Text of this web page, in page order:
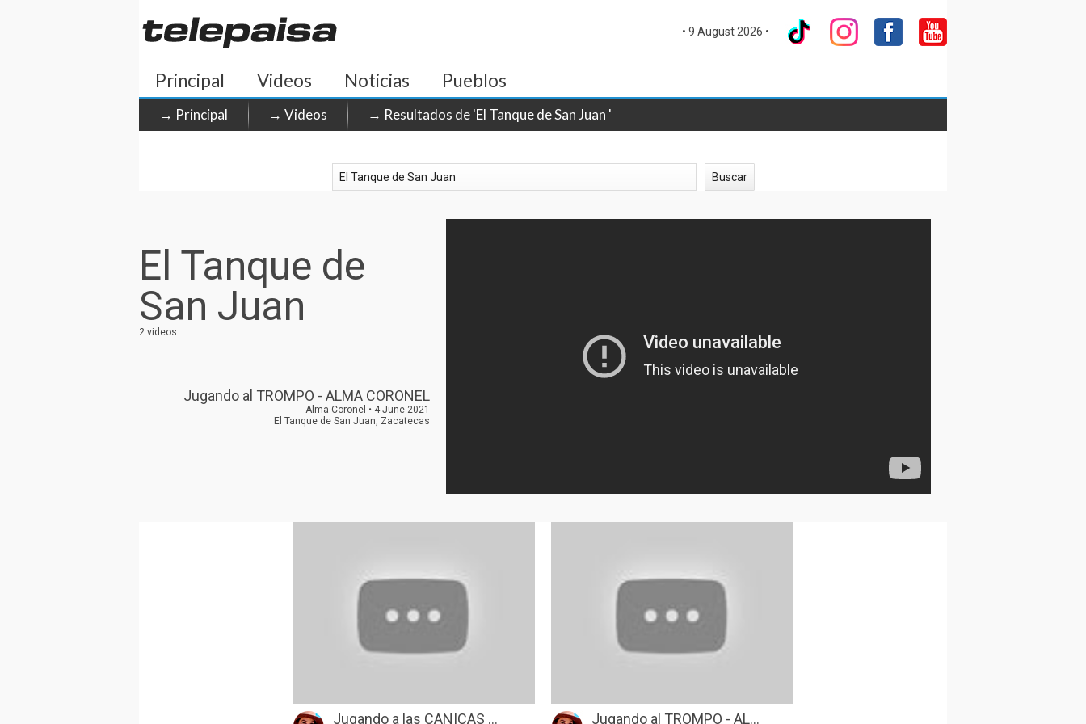
• 9 August 2026 •
Principal Videos Noticias Pueblos
→ Principal → Videos → Resultados de 'El Tanque de San Juan '
El Tanque de
San Juan
2 videos
Jugando al TROMPO - ALMA CORONEL
Alma Coronel • 4 June 2021
El Tanque de San Juan, Zacatecas
Jugando a las CANICAS ... Jugando al TROMPO - AL...